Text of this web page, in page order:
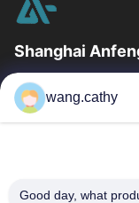
Shanghai
उद्योग में 20 वर्षों के अनुभव
हेराफेरी उत्पादों और कस्टम-
त्वरित लिंक
वीडियो
wang.cathy
Good day, what